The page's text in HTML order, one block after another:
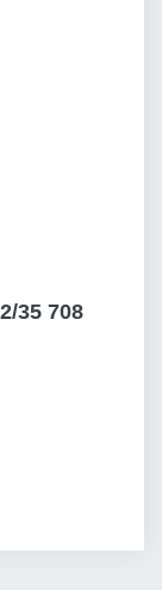
35 708